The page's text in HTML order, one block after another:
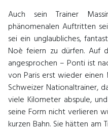
Auch sein Trainer
phänomenalen Auftritten
sei ein unglaubliches,
Noè feiern zu dürfen. Auf
angesprochen – Ponti ist
von Paris erst wieder
Schweizer Nationaltrainer,
viele Kilometer abspule,
seine Form nicht verlieren
kurzen Bahn. Sie hätten am